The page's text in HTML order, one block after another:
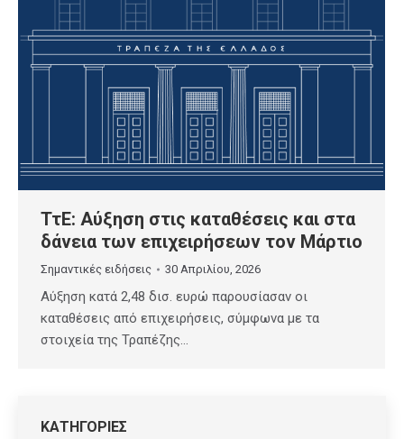
ΤτΕ: Αύξηση στις καταθέσεις και στα
δάνεια των επιχειρήσεων τον Μάρτιο
Σημαντικές ειδήσεις 30 Απριλίου, 2026
Αύξηση κατά 2,48 δισ. ευρώ παρουσίασαν οι
καταθέσεις από επιχειρήσεις, σύμφωνα με τα
στοιχεία της Τραπέζης…
ΚΑΤΗΓΟΡΙΕΣ